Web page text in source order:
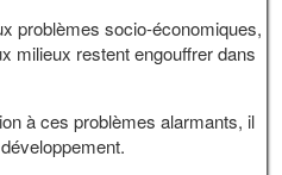
socio-économiques,
milieux restent engouffrer dans
à ces problèmes alarmants, il